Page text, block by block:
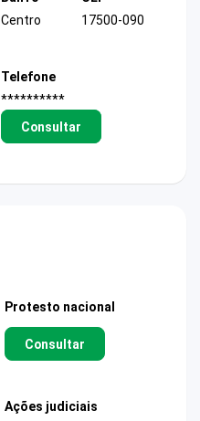
Centro
17500-090
Telefone
**********
Consultar
Protesto nacional
Consultar
Ações judiciais